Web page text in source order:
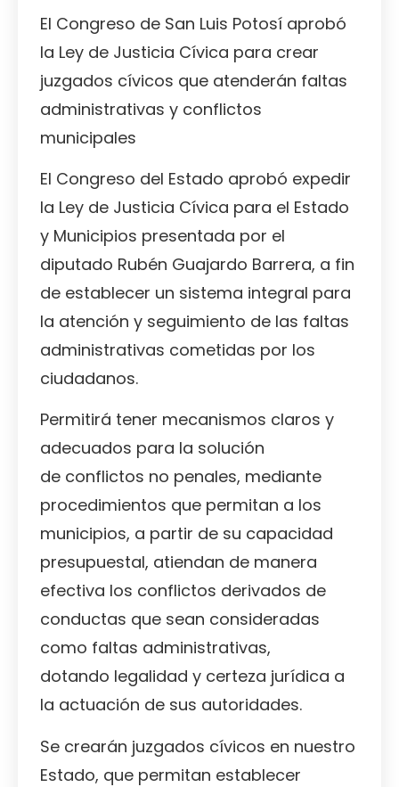
El Congreso de San Luis Potosí aprobó
la Ley de Justicia Cívica para crear
juzgados cívicos que atenderán faltas
administrativas y conflictos
municipales
El Congreso del Estado aprobó expedir
la Ley de Justicia Cívica para el Estado
y Municipios presentada por el
diputado Rubén Guajardo Barrera, a fin
de establecer un sistema integral para
la atención y seguimiento de las faltas
administrativas cometidas por los
ciudadanos.
Permitirá tener mecanismos claros y
adecuados para la solución
de conflictos no penales, mediante
procedimientos que permitan a los
municipios, a partir de su capacidad
presupuestal, atiendan de manera
efectiva los conflictos derivados de
conductas que sean consideradas
como faltas administrativas,
dotando legalidad y certeza jurídica a
la actuación de sus autoridades.
Se crearán juzgados cívicos en nuestro
Estado, que permitan establecer